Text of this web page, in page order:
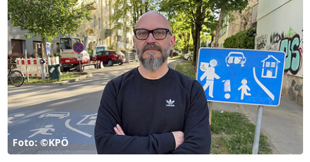
Foto: ©KPÖ